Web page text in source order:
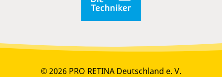
© 2026 PRO RETINA Deutschland e. V.